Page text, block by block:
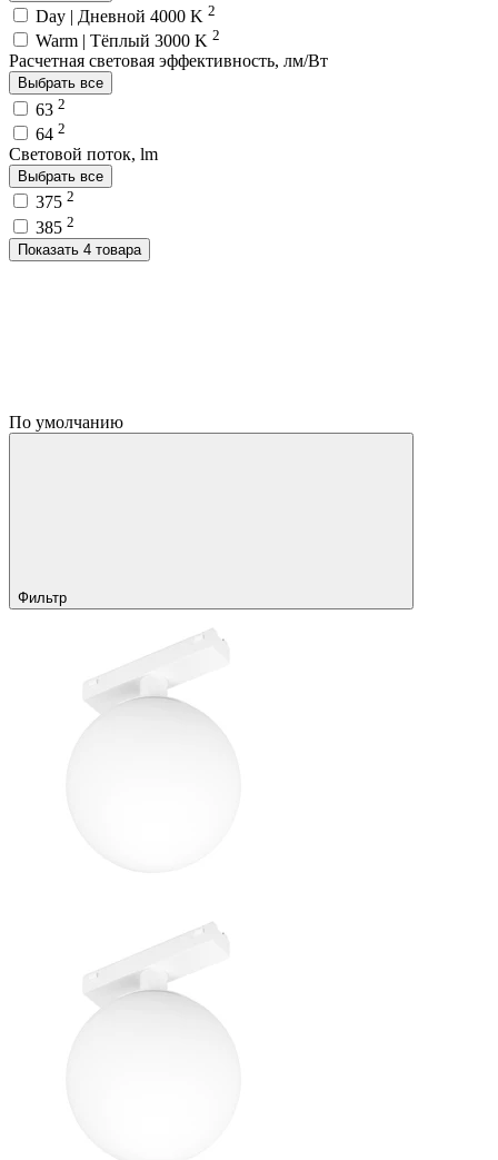
Day | Дневной 4000 K 2
Warm | Тёплый 3000 K 2
Расчетная световая эффективность, лм/Вт
Выбрать все
63 2
64 2
Световой поток, lm
Выбрать все
375 2
385 2
Показать 4 товара
По умолчанию
Фильтр